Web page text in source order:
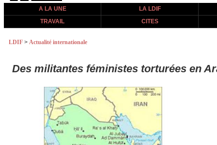
A LA UNE
LA LDIF
TRAVAIL
CITES
LDIF > Actualité internationale
Des militantes féministes torturées en